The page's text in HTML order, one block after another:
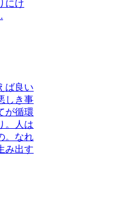
にけ
ば良い
しき事
が循環
。人は
。なれ
み出す